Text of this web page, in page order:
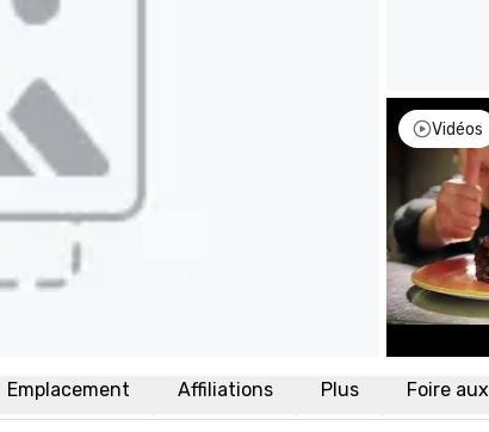
Vidéos
Emplacement Affiliations Plus Foire